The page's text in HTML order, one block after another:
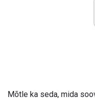
Mõtle ka seda, mida